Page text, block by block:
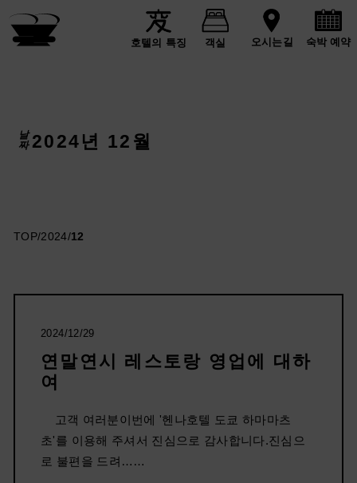
호텔의 특징 객실 오시는길 숙박 예약
날짜 2024년 12월
TOP/2024/12
2024/12/29
연말연시 레스토랑 영업에 대하
여
고객 여러분이번에 '헨나호텔 도쿄 하마마츠
초'를 이용해 주셔서 진심으로 감사합니다.진심으
로 불편을 드려……